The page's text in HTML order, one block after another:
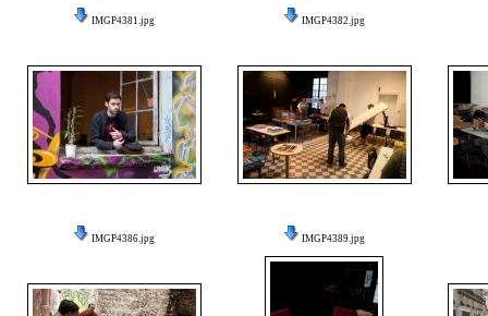
IMGP4381.jpg IMGP4382.jpg
IMGP4386.jpg IMGP4389.jpg